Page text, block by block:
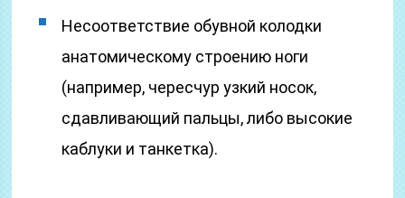
Несоответствие обувной колодки
анатомическому строению ноги
(например, чересчур узкий носок,
сдавливающий пальцы, либо высокие
каблуки и танкетка).